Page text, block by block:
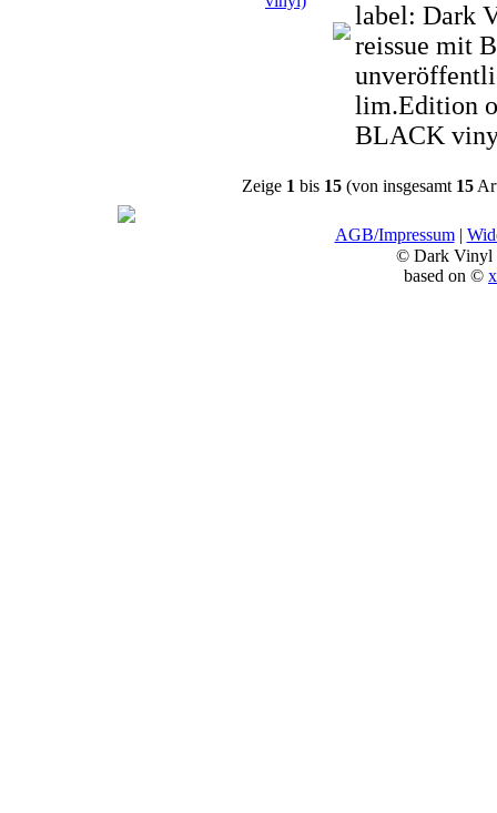
label: Dark
reissue mit
lim.Edition
BLACK
Zeige 1 bis 15 (von insgesamt 15
AGB/Impressum|
© Dark Vinyl
based on ©